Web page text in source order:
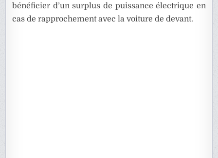
bénéficier d’un surplus de puissance électrique en
cas de rapprochement avec la voiture de devant.